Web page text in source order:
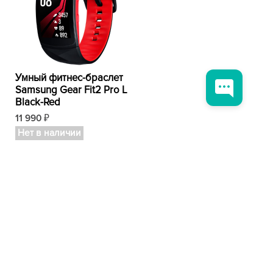
Умный фитнес-браслет
Samsung Gear Fit2 Pro L
Black-Red
11 990 ₽
Нет в наличии